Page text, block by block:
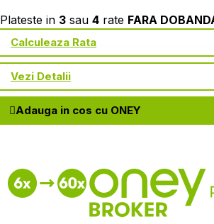
Plateste in 3 sau 4 rate FARA
Calculeaza Rata
Vezi Detalii
Adauga in cos cu ONEY